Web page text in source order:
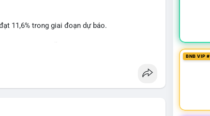
11,6% trong giai đoạn dự báo.
BNB VIP